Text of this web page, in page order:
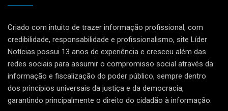
Criado com intuito de trazer informação profissional, com
credibilidade, responsabilidade e profissionalismo, site Líder
Notícias possui 13 anos de experiência e cresceu além das
redes sociais para assumir o compromisso social através da
informação e fiscalização do poder público, sempre dentro
dos princípios universais da justiça e da democracia,
garantindo principalmente o direito do cidadão à informação.